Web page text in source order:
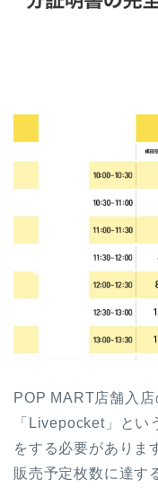
POP MART店舗入
「Livepocket」とい
をする必要がありま
販売予定枚数に達す